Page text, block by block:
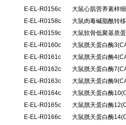
E-EL-R0156c
大鼠心肌营养素样
E-EL-R0158c
大鼠肉毒碱脂酰转
E-EL-R0159c
大鼠软骨低聚基质
E-EL-R0160c
大鼠胱天蛋白酶
E-EL-R0161c
大鼠胱天蛋白酶
E-EL-R0162c
大鼠胱天蛋白酶
E-EL-R0163c
大鼠胱天蛋白酶
E-EL-R0164c
大鼠胱天蛋白酶
E-EL-R0165c
大鼠胱天蛋白酶
E-EL-R0166c
大鼠胱天蛋白酶